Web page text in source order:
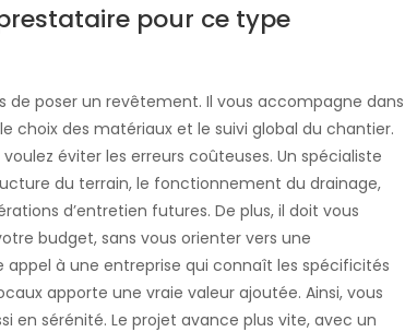
pour ce type
de poser un revêtement. Il vous accompagne dans
choix des matériaux et le suivi global du chantier.
éviter les erreurs coûteuses. Un spécialiste
du terrain, le fonctionnement du drainage,
d’entretien futures. De plus, il doit vous
budget, sans vous orienter vers une
à une entreprise qui connaît les spécificités
apporte une vraie valeur ajoutée. Ainsi, vous
en sérénité. Le projet avance plus vite, avec un